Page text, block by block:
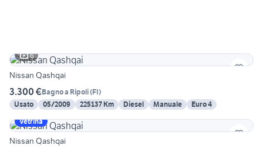
6
Nissan Qashqai
3.300 €Bagno a Ripoli(FI)
Usato
05/2009 225137 Km Diesel Manuale
Euro 4
Vetrina
Nissan Qashqai